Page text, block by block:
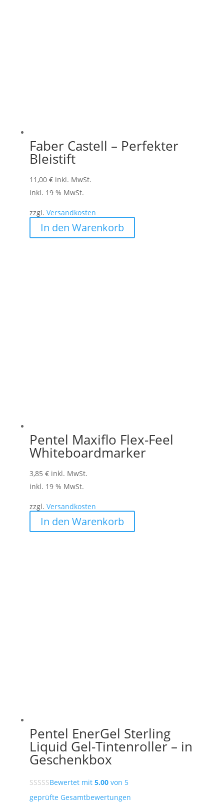
Faber Castell – Perfekter
Bleistift
11,00 € inkl. MwSt.
inkl. 19 % MwSt.
zzgl. Versandkosten
In den Warenkorb
Pentel Maxiflo Flex-Feel
Whiteboardmarker
3,85 € inkl. MwSt.
inkl. 19 % MwSt.
zzgl. Versandkosten
In den Warenkorb
Pentel EnerGel Sterling
Liquid Gel-Tintenroller – in
Geschenkbox
Bewertet mit 5.00von 5
geprüfte Gesamtbewertungen